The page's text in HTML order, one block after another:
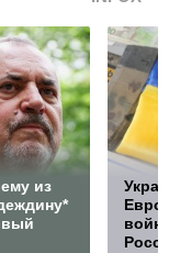
из